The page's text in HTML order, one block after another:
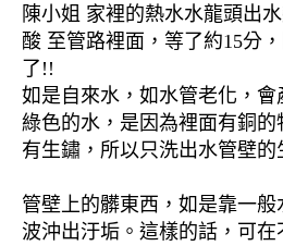
陳小姐 家裡的熱水水龍頭出
酸 至管路裡面，等了約15分
了!!
如是自來水，如水管老化，
綠色的水，是因為裡面有銅
有生鏽，所以只洗出水管壁的
管壁上的髒東西，如是靠一
波沖出汙垢。這樣的話，可